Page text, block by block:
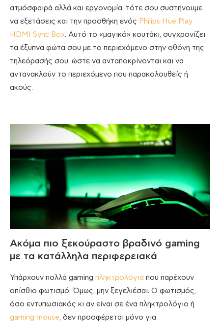
ατμόσφαιρά αλλά και εργονομία, τότε σου συστήνουμε
να εξετάσεις και την προσθήκη ενός Philips Hue Play
HDMI Sync Box. Αυτό το «μαγικό» κουτάκι, συγχρονίζει
τα έξυπνα φώτα σου με το περιεχόμενο στην οθόνη της
τηλεόρασής σου, ώστε να ανταποκρίνονται και να
αντανακλούν το περιεχόμενο που παρακολουθείς ή
ακούς.
Ακόμα πιο ξεκούραστο βραδινό gaming
με τα κατάλληλα περιφερειακά
Υπάρχουν πολλά gaming πληκτρολόγια που παρέχουν
οπίσθιο φωτισμό. Όμως, μην ξεγελιέσαι. Ο φωτισμός,
όσο εντυπωσιακός κι αν είναι σε ένα πληκτρολόγιο ή
gaming mouse, δεν προσφέρεται μόνο για